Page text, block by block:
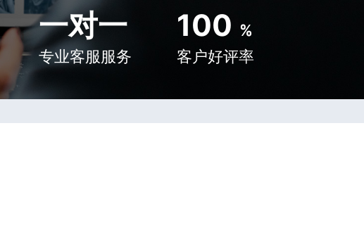
一对一
专业客服服务
100 %
客户好评率